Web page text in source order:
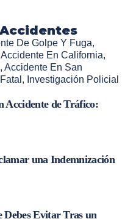
De Golpe Y Fuga,
Accidente En California,
, Accidente En San
, Investigación Policial
Accidente de Tráfico:
una Indemnización
Debes Evitar Tras un